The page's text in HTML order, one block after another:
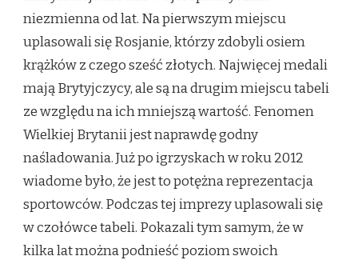
niezmienna od lat. Na pierwszym miejscu
uplasowali się Rosjanie, którzy zdobyli osiem
krążków z czego sześć złotych. Najwięcej medali
mają Brytyjczycy, ale są na drugim miejscu tabeli
ze względu na ich mniejszą wartość. Fenomen
Wielkiej Brytanii jest naprawdę godny
naśladowania. Już po igrzyskach w roku 2012
wiadome było, że jest to potężna reprezentacja
sportowców. Podczas tej imprezy uplasowali się
w czołówce tabeli. Pokazali tym samym, że w
kilka lat można podnieść poziom swoich